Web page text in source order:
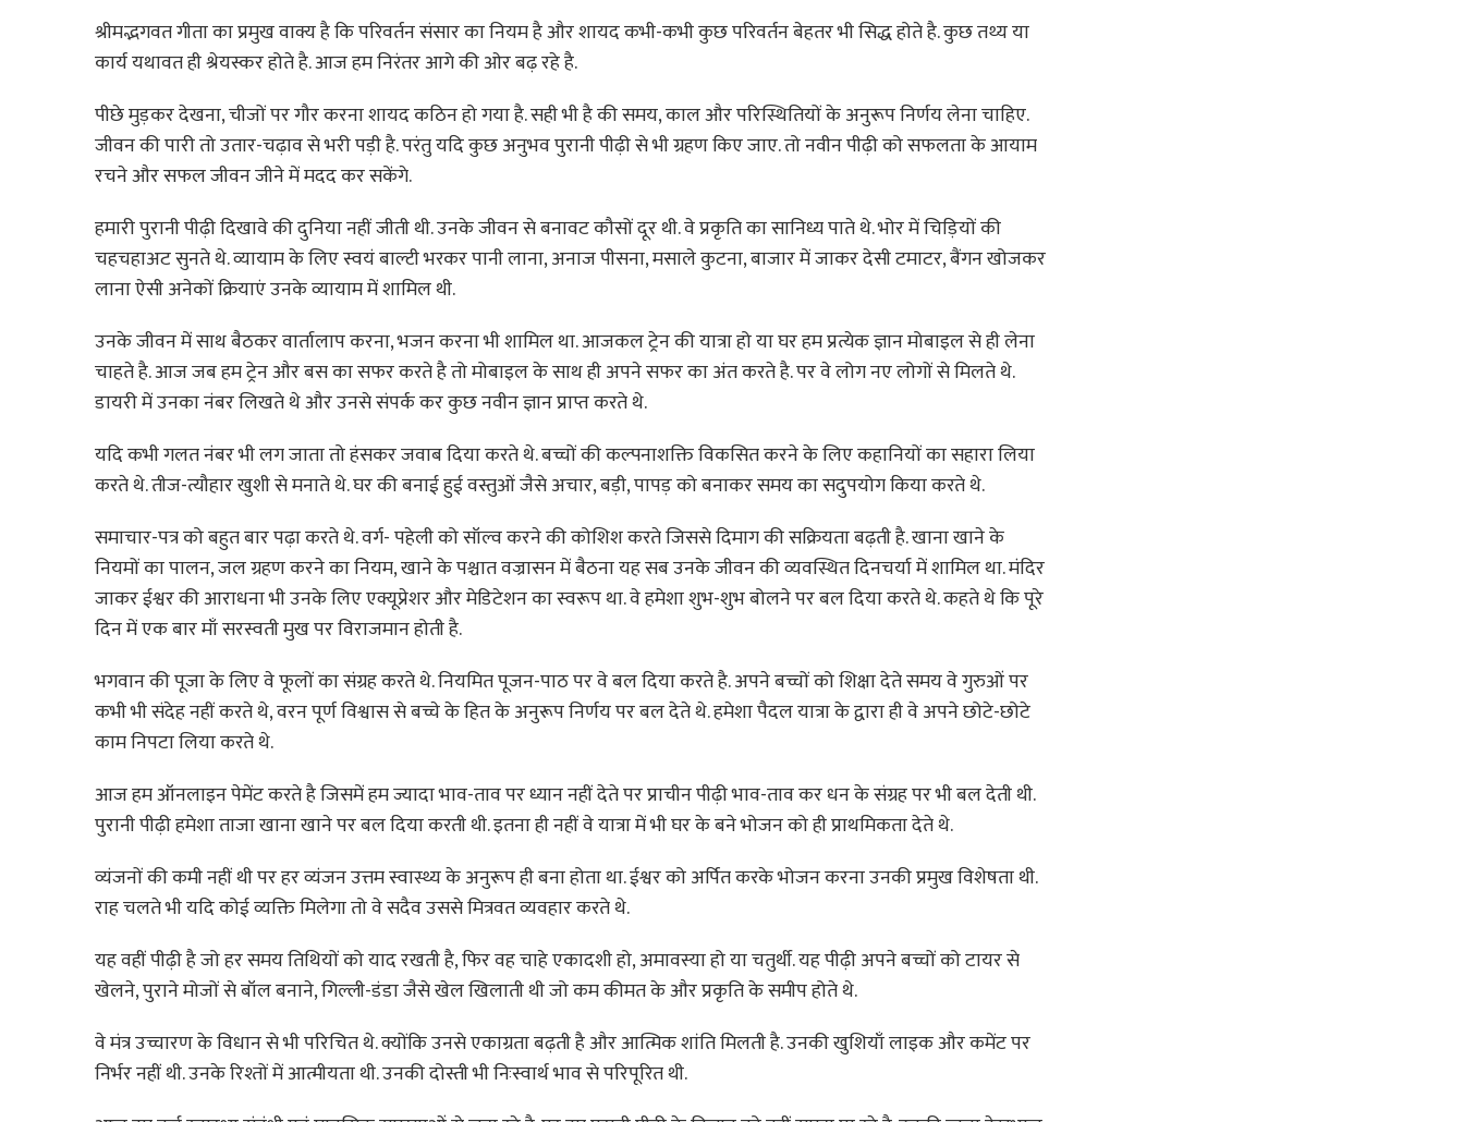
श्रीमद्भगवत गीता का प्रमुख वाक्य है कि परिवर्तन संसार का नियम है और शायद कभी-कभी कुछ परिवर्तन बेहतर भी सिद्ध होते है. कुछ तथ्य या
कार्य यथावत ही श्रेयस्कर होते है. आज हम निरंतर आगे की ओर बढ़ रहे है.
पीछे मुड़कर देखना, चीजों पर गौर करना शायद कठिन हो गया है. सही भी है की समय, काल और परिस्थितियों के अनुरूप निर्णय लेना चाहिए.
जीवन की पारी तो उतार-चढ़ाव से भरी पड़ी है. परंतु यदि कुछ अनुभव पुरानी पीढ़ी से भी ग्रहण किए जाए. तो नवीन पीढ़ी को सफलता के आयाम
रचने और सफल जीवन जीने में मदद कर सकेंगे.
हमारी पुरानी पीढ़ी दिखावे की दुनिया नहीं जीती थी. उनके जीवन से बनावट कौसों दूर थी. वे प्रकृति का सानिध्य पाते थे. भोर में चिड़ियों की
चहचहाअट सुनते थे. व्यायाम के लिए स्वयं बाल्टी भरकर पानी लाना, अनाज पीसना, मसाले कुटना, बाजार में जाकर देसी टमाटर, बैंगन खोजकर
लाना ऐसी अनेकों क्रियाएं उनके व्यायाम में शामिल थी.
उनके जीवन में साथ बैठकर वार्तालाप करना, भजन करना भी शामिल था. आजकल ट्रेन की यात्रा हो या घर हम प्रत्येक ज्ञान मोबाइल से ही लेना
चाहते है. आज जब हम ट्रेन और बस का सफर करते है तो मोबाइल के साथ ही अपने सफर का अंत करते है. पर वे लोग नए लोगों से मिलते थे.
डायरी में उनका नंबर लिखते थे और उनसे संपर्क कर कुछ नवीन ज्ञान प्राप्त करते थे.
यदि कभी गलत नंबर भी लग जाता तो हंसकर जवाब दिया करते थे. बच्चों की कल्पनाशक्ति विकसित करने के लिए कहानियों का सहारा लिया
करते थे. तीज-त्यौहार खुशी से मनाते थे. घर की बनाई हुई वस्तुओं जैसे अचार, बड़ी, पापड़ को बनाकर समय का सदुपयोग किया करते थे.
समाचार-पत्र को बहुत बार पढ़ा करते थे. वर्ग- पहेली को सॉल्व करने की कोशिश करते जिससे दिमाग की सक्रियता बढ़ती है. खाना खाने के
नियमों का पालन, जल ग्रहण करने का नियम, खाने के पश्चात वज्रासन में बैठना यह सब उनके जीवन की व्यवस्थित दिनचर्या में शामिल था. मंदिर
जाकर ईश्वर की आराधना भी उनके लिए एक्यूप्रेशर और मेडिटेशन का स्वरूप था. वे हमेशा शुभ-शुभ बोलने पर बल दिया करते थे. कहते थे कि पूरे
दिन में एक बार माँ सरस्वती मुख पर विराजमान होती है.
भगवान की पूजा के लिए वे फूलों का संग्रह करते थे. नियमित पूजन-पाठ पर वे बल दिया करते है. अपने बच्चों को शिक्षा देते समय वे गुरुओं पर
कभी भी संदेह नहीं करते थे, वरन पूर्ण विश्वास से बच्चे के हित के अनुरूप निर्णय पर बल देते थे. हमेशा पैदल यात्रा के द्वारा ही वे अपने छोटे-छोटे
काम निपटा लिया करते थे.
आज हम ऑनलाइन पेमेंट करते है जिसमें हम ज्यादा भाव-ताव पर ध्यान नहीं देते पर प्राचीन पीढ़ी भाव-ताव कर धन के संग्रह पर भी बल देती थी.
पुरानी पीढ़ी हमेशा ताजा खाना खाने पर बल दिया करती थी. इतना ही नहीं वे यात्रा में भी घर के बने भोजन को ही प्राथमिकता देते थे.
व्यंजनों की कमी नहीं थी पर हर व्यंजन उत्तम स्वास्थ्य के अनुरूप ही बना होता था. ईश्वर को अर्पित करके भोजन करना उनकी प्रमुख विशेषता थी.
राह चलते भी यदि कोई व्यक्ति मिलेगा तो वे सदैव उससे मित्रवत व्यवहार करते थे.
यह वहीं पीढ़ी है जो हर समय तिथियों को याद रखती है, फिर वह चाहे एकादशी हो, अमावस्या हो या चतुर्थी. यह पीढ़ी अपने बच्चों को टायर से
खेलने, पुराने मोजों से बॉल बनाने, गिल्ली-डंडा जैसे खेल खिलाती थी जो कम कीमत के और प्रकृति के समीप होते थे.
वे मंत्र उच्चारण के विधान से भी परिचित थे. क्योंकि उनसे एकाग्रता बढ़ती है और आत्मिक शांति मिलती है. उनकी खुशियाँ लाइक और कमेंट पर
निर्भर नहीं थी. उनके रिश्तों में आत्मीयता थी. उनकी दोस्ती भी निःस्वार्थ भाव से परिपूरित थी.